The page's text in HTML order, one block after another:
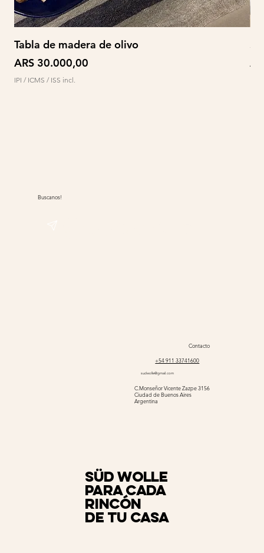
Tabla de madera de olivo
Preço
ARS 30.000,00
IPI / ICMS / ISS incl.
Buscanos!
Süd Wolle
para cada
rincón
de tu casa
Contacto
+54 911 33741600
sudwolle@gmail.com
C.Monseñor Vicente Zazpe 3156
Ciudad de Buenos Aires
Argentina